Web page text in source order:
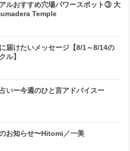
ルおすすめ穴場パワースポット③ 大
Temple
届けたいメッセージ【8/1～8/14の
ル】
いー今週のひと言アドバイスー
お知らせ〜Hitomi／一美